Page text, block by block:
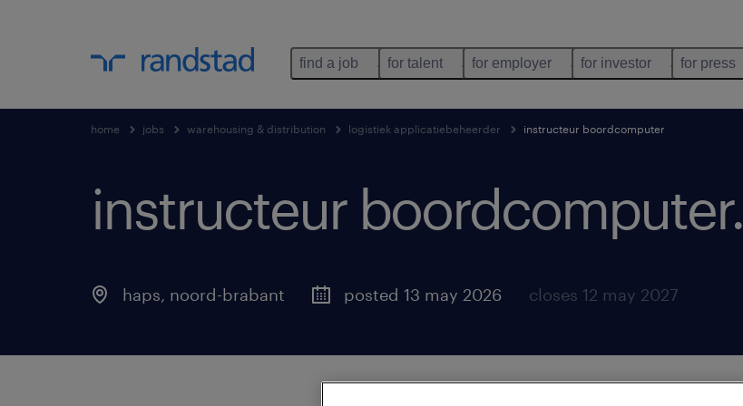
find a job for talent for employer for investor for press
home jobs warehousing & distribution logistiek applicatiebeheerder instructeur boordcomputer
instructeur boordcomputer.
haps, noord-brabant posted 13 may 2026 closes 12 may 2027